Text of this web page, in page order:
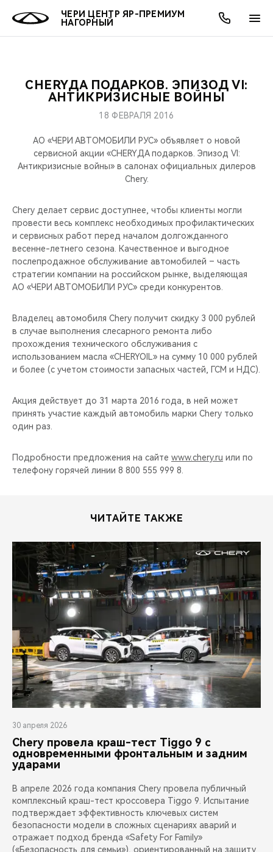
ЧЕРИ ЦЕНТР ЯР-ПРЕМИУМ
НАГОРНЫЙ
МОДЕЛИ
КРОССОВЕРЫ
НОВИНКИ
ПОКУПАТЕЛЯМ
КРЕДИТ И СТРАХОВАНИЕ
ВЛАДЕЛЬЦАМ
ЗАПЧАСТИ И АКСЕССУАРЫ
CHERY CONNECT
МИР CHERY
О БРЕНДЕ
ЛЮДИ CHERY
CHERY REMOTE
НАШИ МЕРОПРИЯТИЯ
ВИДЕООБЗОРЫ
CHERY ДЛЯ ДЕТЕЙ
АКЦИИ
ОНЛАЙН СЕРВИСЫ
КРЕДИТ
О КОМПАНИИ
МЫ В СОЦСЕТЯХ
CHERYДА ПОДАРКОВ. ЭПИЗОД VI:
АНТИКРИЗИСНЫЕ ВОЙНЫ
18 ФЕВРАЛЯ 2016
АО «ЧЕРИ АВТОМОБИЛИ РУС» объявляет о новой
сервисной акции «CHERYДА подарков. Эпизод VI:
Антикризисные войны» в салонах официальных дилеров
Chery.
Chery делает сервис доступнее, чтобы клиенты могли
провести весь комплекс необходимых профилактических
и сервисных работ перед началом долгожданного
весенне-летнего сезона. Качественное и выгодное
послепродажное обслуживание автомобилей – часть
стратегии компании на российском рынке, выделяющая
АО «ЧЕРИ АВТОМОБИЛИ РУС» среди конкурентов.
Владелец автомобиля Chery получит скидку 3 000 рублей
в случае выполнения слесарного ремонта либо
прохождения технического обслуживания с
использованием масла «CHERYOIL» на сумму 10 000 рублей
и более (с учетом стоимости запасных частей, ГСМ и НДС).
Акция действует до 31 марта 2016 года, в ней может
принять участие каждый автомобиль марки Chery только
один раз.
Подробности предложения на сайте www.chery.ru или по
телефону горячей линии 8 800 555 999 8.
ЧИТАЙТЕ ТАКЖЕ
30 апреля 2026
Chery провела краш-тест Tiggo 9 с
одновременными фронтальным и задним
ударами
В апреле 2026 года компания Chery провела публичный
комплексный краш-тест кроссовера Tiggo 9. Испытание
подтверждает эффективность ключевых систем
безопасности модели в сложных сценариях аварий и
отражает подход бренда «Safety For Family»
(«Безопасность для семьи»), ориентированный на защиту